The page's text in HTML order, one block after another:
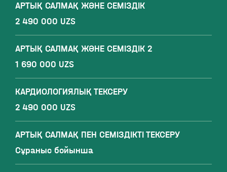
АРТЫҚ САЛМАҚ ЖӘНЕ СЕМІЗДІК
2 490 000 UZS
АРТЫҚ САЛМАҚ ЖӘНЕ СЕМІЗДІК 2
1 690 000 UZS
КАРДИОЛОГИЯЛЫҚ ТЕКСЕРУ
2 490 000 UZS
АРТЫҚ САЛМАҚ ПЕН СЕМІЗДІКТІ ТЕКСЕРУ
Сұраныс бойынша